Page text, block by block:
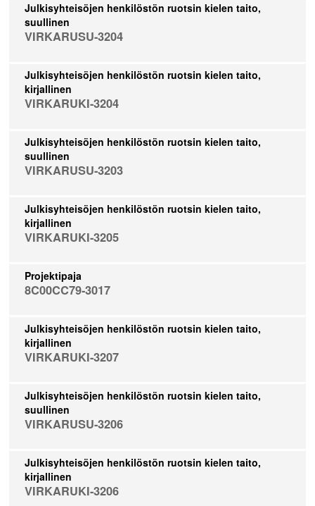
Julkisyhteisöjen henkilöstön ruotsin kielen taito,
suullinen
VIRKARUSU-3204
Julkisyhteisöjen henkilöstön ruotsin kielen taito,
kirjallinen
VIRKARUKI-3204
Julkisyhteisöjen henkilöstön ruotsin kielen taito,
suullinen
VIRKARUSU-3203
Julkisyhteisöjen henkilöstön ruotsin kielen taito,
kirjallinen
VIRKARUKI-3205
Projektipaja
8C00CC79-3017
Julkisyhteisöjen henkilöstön ruotsin kielen taito,
kirjallinen
VIRKARUKI-3207
Julkisyhteisöjen henkilöstön ruotsin kielen taito,
suullinen
VIRKARUSU-3206
Julkisyhteisöjen henkilöstön ruotsin kielen taito,
kirjallinen
VIRKARUKI-3206